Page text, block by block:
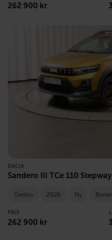
262 900 kr
DACIA
Sandero III TCe 110
Örebro 2026 Ny
PRIS
262 900 kr